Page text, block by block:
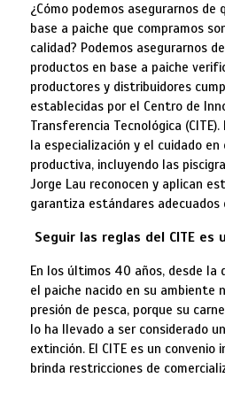
¿Cómo podemos asegurarnos de
base a paiche que compramos
calidad? Podemos asegurarnos
productos en base a paiche
productores y distribuidores
establecidas por el Centro de
Transferencia Tecnológica
la especialización y el cuidado
productiva, incluyendo las
Jorge Lau reconocen y aplican
garantiza estándares adecuados
Seguir las reglas del CITE es
En los últimos 40 años, desde la
el paiche nacido en su ambiente
presión de pesca, porque su
lo ha llevado a ser considerado
extinción. El CITE es un convenio
brinda restricciones de